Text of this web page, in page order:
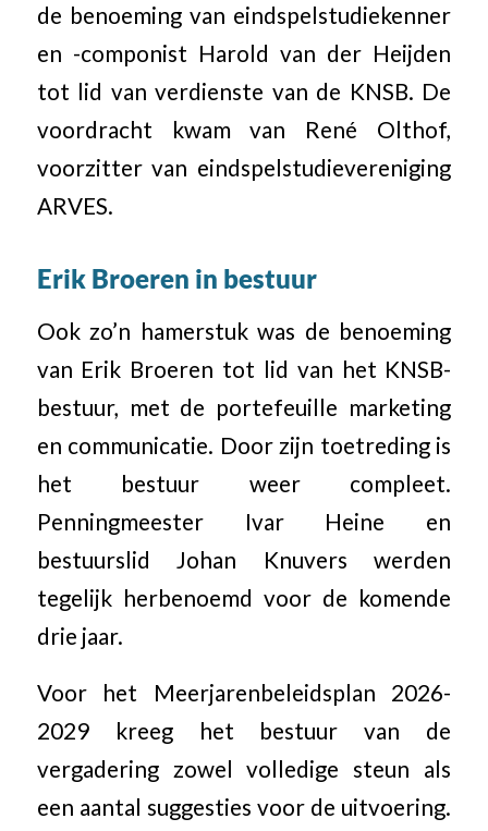
de benoeming van eindspelstudiekenner
en -componist Harold van der Heijden
tot lid van verdienste van de KNSB. De
voordracht kwam van René Olthof,
voorzitter van eindspelstudievereniging
ARVES.
Erik Broeren in bestuur
Ook zo’n hamerstuk was de benoeming
van Erik Broeren tot lid van het KNSB-
bestuur, met de portefeuille marketing
en communicatie. Door zijn toetreding is
het bestuur weer compleet.
Penningmeester Ivar Heine en
bestuurslid Johan Knuvers werden
tegelijk herbenoemd voor de komende
drie jaar.
Voor het Meerjarenbeleidsplan 2026-
2029 kreeg het bestuur van de
vergadering zowel volledige steun als
een aantal suggesties voor de uitvoering.